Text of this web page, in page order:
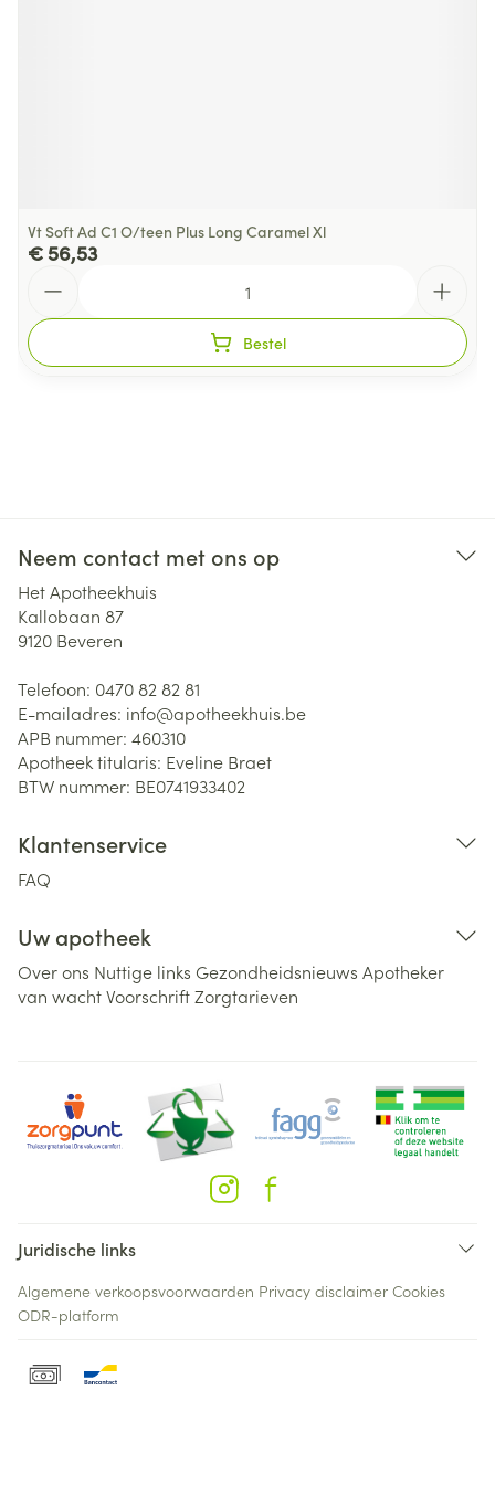
Vt Soft Ad C1 O/teen Plus Long Caramel Xl
€ 56,53
Bestel
Neem contact met ons op
Het Apotheekhuis
Kallobaan 87
9120 Beveren
Telefoon: 0470 82 82 81
E-mailadres: info@apotheekhuis.be
APB nummer: 460310
Apotheek titularis: Eveline Braet
BTW nummer: BE0741933402
Klantenservice
FAQ
Uw apotheek
Over ons Nuttige links Gezondheidsnieuws Apotheker
van wachtVoorschriftZorgtarieven
Juridische links
Algemene verkoopsvoorwaarden Privacy disclaimer Cookies
ODR-platform